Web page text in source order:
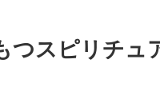
つスピリチ